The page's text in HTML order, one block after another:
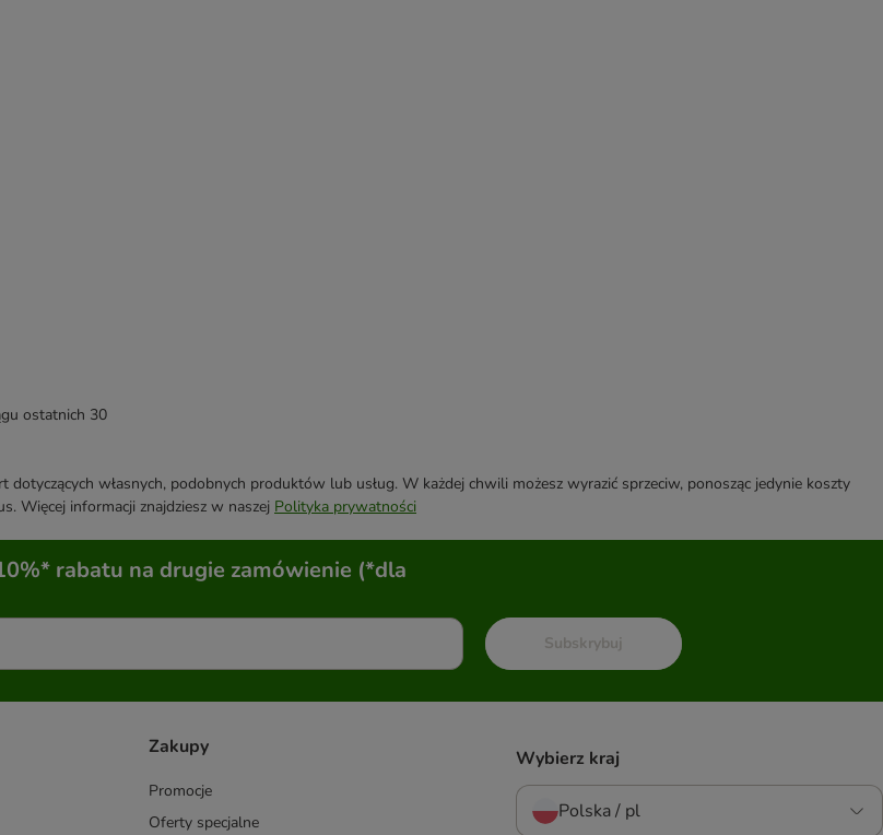
ostatnich 30
własnych, podobnych produktów lub usług. W każdej chwili możesz wyrazić sprzeciw, ponosząc jedynie koszty
Więcej informacji znajdziesz w naszej Polityka prywatności
rabatu na drugie zamówienie (*dla
Subskrybuj
Zakupy
Promocje
Oferty specjalne
Wybierz kraj
Polska / pl